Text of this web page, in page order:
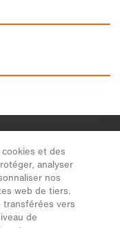
et des
analyser
nos
web de tiers.
vers
de